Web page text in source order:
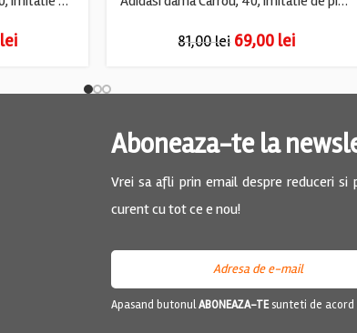
lei 81,00lei 69,00 lei
Aboneaza-te la
Vrei sa afli prin email despre reduceri
curent cu tot ce e nou!
Apasand butonulABONEAZA-TEsunteti de acord